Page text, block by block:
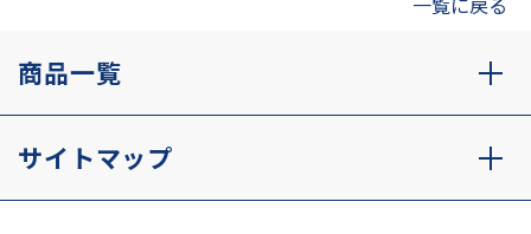
商品一覧
サイトマップ